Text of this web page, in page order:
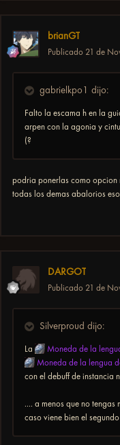
brianGT
Publicado 21 de
gabrielkpo1 dijo:
Falto la escama h en la
arpen con la agonia y
(?
podria ponerlas como
todas los demas abalorios
DARGOT
Publicado 21 de
Silverproud dijo:
La Moneda de la
Moneda de la lengua
con el debuff de instancia
.... a menos que no
caso viene bien el